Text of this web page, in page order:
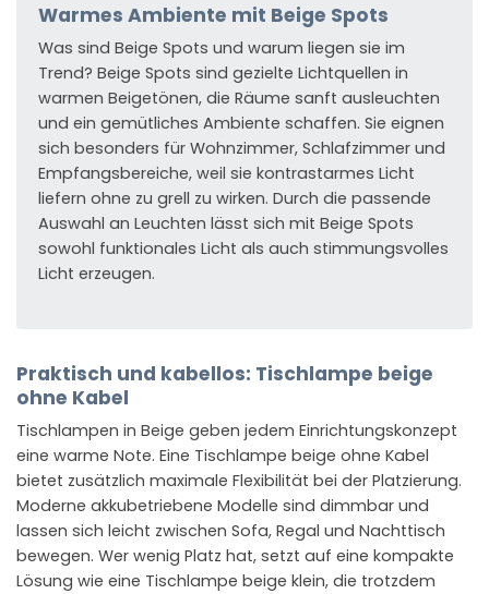
Warmes Ambiente mit Beige Spots
Was sind Beige Spots und warum liegen sie im
Trend? Beige Spots sind gezielte Lichtquellen in
warmen Beigetönen, die Räume sanft ausleuchten
und ein gemütliches Ambiente schaffen. Sie eignen
sich besonders für Wohnzimmer, Schlafzimmer und
Empfangsbereiche, weil sie kontrastarmes Licht
liefern ohne zu grell zu wirken. Durch die passende
Auswahl an Leuchten lässt sich mit Beige Spots
sowohl funktionales Licht als auch stimmungsvolles
Licht erzeugen.
Praktisch und kabellos: Tischlampe beige
ohne Kabel
Tischlampen in Beige geben jedem Einrichtungskonzept
eine warme Note. Eine Tischlampe beige ohne Kabel
bietet zusätzlich maximale Flexibilität bei der Platzierung.
Moderne akkubetriebene Modelle sind dimmbar und
lassen sich leicht zwischen Sofa, Regal und Nachttisch
bewegen. Wer wenig Platz hat, setzt auf eine kompakte
Lösung wie eine Tischlampe beige klein, die trotzdem